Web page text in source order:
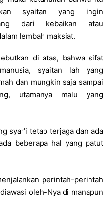
syaitan yang ingin
dari kebaikan atau
lembah maksiat.
di atas, bahwa sifat
syaitan lah yang
dan mungkin saja sampai
utamanya malu yang
syar’i tetap terjaga dan ada
beberapa hal yang patut
perintah-perintah
oleh-Nya di manapun